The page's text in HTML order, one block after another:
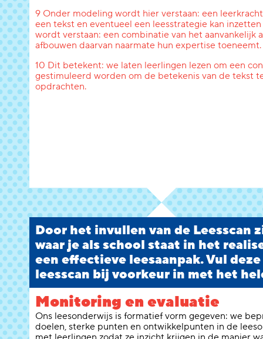
9 Onder modeling wordt hier verstaan: een
een tekst en eventueel een leesstrategie kan
wordt verstaan: een combinatie van het
afbouwen daarvan naarmate hun expertise toeneemt.
10 Dit betekent: we laten leerlingen lezen om een
gestimuleerd worden om de betekenis van de tekst
opdrachten.
Door het invullen van de Leesscan
waar je als school staat in het
een effectieve leesaanpak. Vul deze
leesscan bij voorkeur in met het
Monitoring en evaluatie
Ons leesonderwijs is formatief vorm gegeven: we
doelen, sterke punten en ontwikkelpunten in de